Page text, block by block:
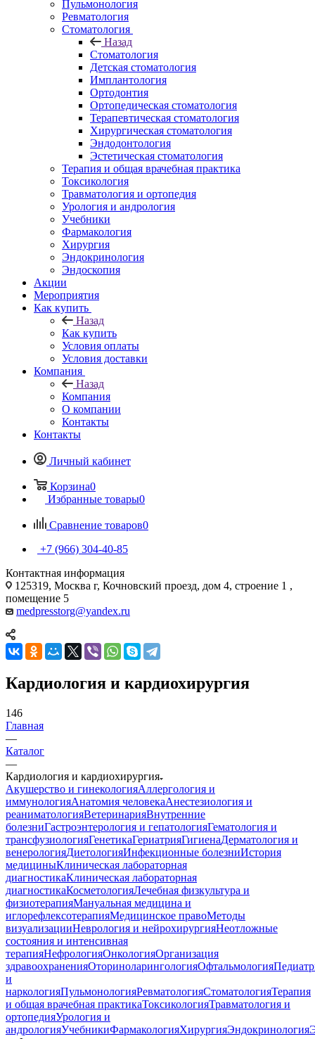
Пульмонология
Ревматология
Стоматология
Назад
Стоматология
Детская стоматология
Имплантология
Ортодонтия
Ортопедическая стоматология
Терапевтическая стоматология
Хирургическая стоматология
Эндодонтология
Эстетическая стоматология
Терапия и общая врачебная практика
Токсикология
Травматология и ортопедия
Урология и андрология
Учебники
Фармакология
Хирургия
Эндокринология
Эндоскопия
Акции
Мероприятия
Как купить
Назад
Как купить
Условия оплаты
Условия доставки
Компания
Назад
Компания
О компании
Контакты
Контакты
Личный кабинет
Корзина0
Избранные товары0
Сравнение товаров0
+7 (966) 304-40-85
Контактная информация
125319, Москва г, Кочновский проезд, дом 4, строение 1 ,
помещение 5
medpresstorg@yandex.ru
Кардиология и кардиохирургия
146
Главная
—
Каталог
—
Кардиология и кардиохирургия
Акушерство и гинекологияАллергология и
иммунологияАнатомия человекаАнестезиология и
реаниматологияВетеринарияВнутренние
болезниГастроэнтерология и гепатологияГематология и
трансфузиологияГенетикаГериатрияГигиенаДерматология и
венерологияДиетологияИнфекционные болезниИстория
медициныКлиническая лабораторная
диагностикаКлиническая лабораторная
диагностикаКосметологияЛечебная физкультура и
физиотерапияМануальная медицина и
иглорефлексотерапияМедицинское правоМетоды
визуализацииНеврология и нейрохирургияНеотложные
состояния и интенсивная
терапияНефрологияОнкологияОрганизация
здравоохраненияОториноларингологияОфтальмология
и
наркологияПульмонологияРевматологияСтоматологияТерапия
и общая врачебная практикаТоксикологияТравматология и
ортопедияУрология и
андрологияУчебникиФармакологияХирургияЭндокринология